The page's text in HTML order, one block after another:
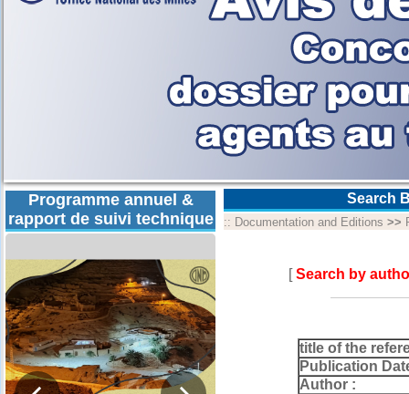
Programme annuel &
rapport de suivi technique
Search
:: Documentation and Editions >>
[Search by
title of the
Publication
Author :